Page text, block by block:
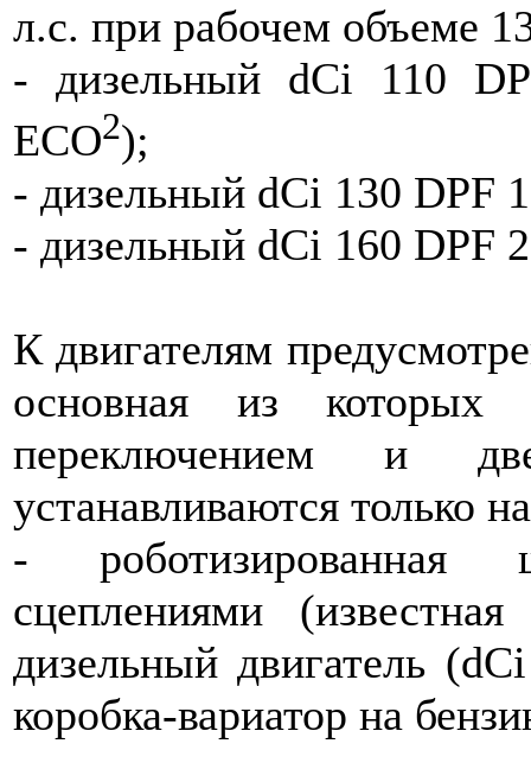
л.с. при рабочем объеме
- дизельный dCi 110
ECO2);
- дизельный dCi 130 DPF
- дизельный dCi 160 DPF
К двигателям
основная из которых
переключением и
устанавливаются только
- роботизированная
сцеплениями
дизельный двигатель
коробка-вариатор на